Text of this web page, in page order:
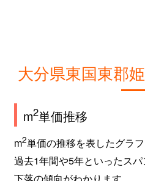
大分県東国東郡
m2単価推移
m2単価の推移を表したグラフ
過去1年間や5年といったス
下落の傾向がわかります。